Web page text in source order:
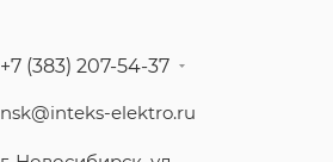
+7 (383) 207-54-37
nsk@inteks-elektro.ru